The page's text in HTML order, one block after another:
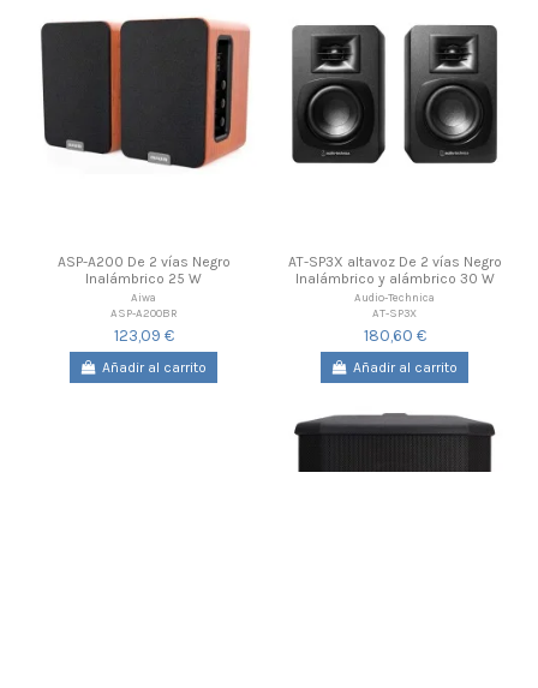
ASP-A200 De 2 vías Negro
Inalámbrico 25 W
Aiwa
ASP-A200BR
123,09 €
Añadir al carrito
AT-SP3X altavoz De 2 vías Negro
Inalámbrico y alámbrico 30 W
Audio-Technica
AT-SP3X
180,60 €
Añadir al carrito